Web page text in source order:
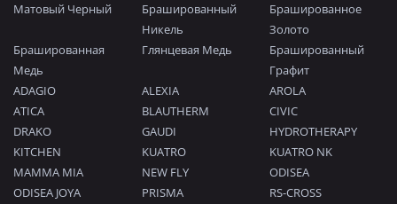
Матовый Черный
Брашированный
Никель
Брашированное
Золото
Брашированная
Медь
Глянцевая Медь
Брашированный
Графит
ADAGIO
ALEXIA
AROLA
ATICA
BLAUTHERM
CIVIC
DRAKO
GAUDI
HYDROTHERAPY
KITCHEN
KUATRO
KUATRO NK
MAMMA MIA
NEW FLY
ODISEA
ODISEA JOYA
PRISMA
RS-CROSS